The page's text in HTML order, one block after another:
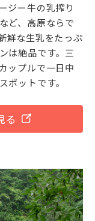
ジー牛の乳搾り
ど、高原ならで
鮮な生乳をたっぷ
は絶品です。三
ップルで一日中
ポットです。
る